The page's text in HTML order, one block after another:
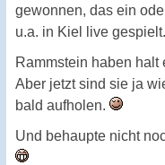
gewonnen, das ein
u.a. in Kiel live gespielt.
Rammstein haben halt
Aber jetzt sind sie ja
bald aufholen.
Und behaupte nicht